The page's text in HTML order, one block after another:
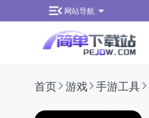
网站导航
首页 游戏 手游工具